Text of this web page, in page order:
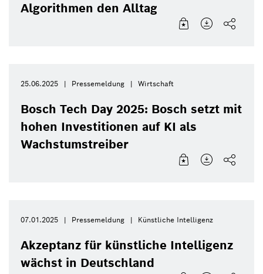
Algorithmen den Alltag
25.06.2025 Pressemeldung Wirtschaft
Bosch Tech Day 2025: Bosch setzt mit
hohen Investitionen auf KI als
Wachstumstreiber
07.01.2025 Pressemeldung Künstliche Intelligenz
Akzeptanz für künstliche Intelligenz
wächst in Deutschland